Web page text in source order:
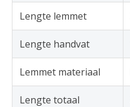
Lengte lemmet
Lengte handvat
Lemmet materiaal
Lengte totaal